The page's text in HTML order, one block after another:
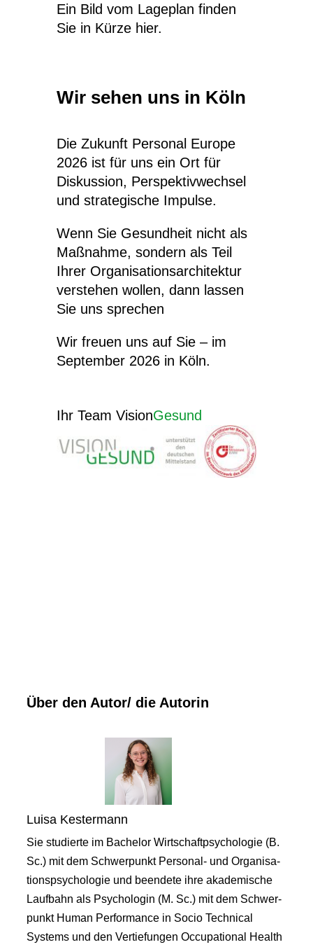
Ein Bild vom Lageplan finden
Sie in Kürze hier.
Wir sehen uns in Köln
Die Zukunft Personal Europe
2026 ist für uns ein Ort für
Diskussion, Perspektivwechsel
und strategische Impulse.
Wenn Sie Gesundheit nicht als
Maßnahme, sondern als Teil
Ihrer Organisationsarchitektur
verstehen wollen, dann lassen
Sie uns sprechen
Wir freuen uns auf Sie – im
September 2026 in Köln.
Ihr Team VisionGesund
Über den Autor/ die Autorin
Luisa Kestermann
Sie studierte im Bachelor Wirtschaftpsychologie (B.
Sc.) mit dem Schwerpunkt Personal- und Organisa-
tionspsychologie und beendete ihre akademische
Laufbahn als Psychologin (M. Sc.) mit dem Schwer-
punkt Human Performance in Socio Technical
Systems und den Vertiefungen Occupational Health